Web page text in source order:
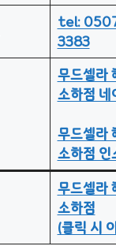
tel:
3383
무드셀라
소하점 네
무드셀라
소하점 인
무드셀라
소하점
(클릭 시